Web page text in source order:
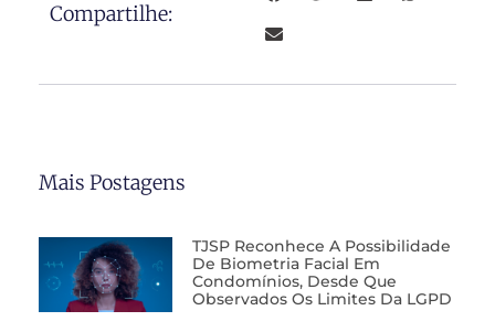
Compartilhe:
Mais Postagens
TJSP Reconhece A Possibilidade
De Biometria Facial Em
Condomínios, Desde Que
Observados Os Limites Da LGPD